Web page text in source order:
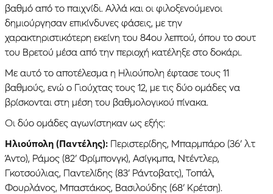
βαθμό από το παιχνίδι. Αλλά και οι φιλοξενούμενοι
δημιούργησαν επικίνδυνες φάσεις, με την
χαρακτηριστικότερη εκείνη του 84ου λεπτού, όπου το σουτ
του Βρετού μέσα από την περιοχή κατέληξε στο δοκάρι.
Με αυτό το αποτέλεσμα η Ηλιούπολη έφτασε τους 11
βαθμούς, ενώ ο Γιούχτας τους 12, με τις δύο ομάδες να
βρίσκονται στη μέση του βαθμολογικού πίνακα.
Οι δύο ομάδες αγωνίστηκαν ως εξής:
Ηλιούπολη (Παντέλης): Περιστερίδης, Μπαρμπάρο (36′ λ.τ
Άντο), Ράμος (82′ Φρίμπονγκ), Ασίγκμπα, Ντέντλερ,
Γκοτσούλιας, Παντελίδης (83′ Ράντοβατς), Τοπάλ,
Φουρλάνος, Μπαστάκος, Βασιλούδης (68′ Κρέτση).